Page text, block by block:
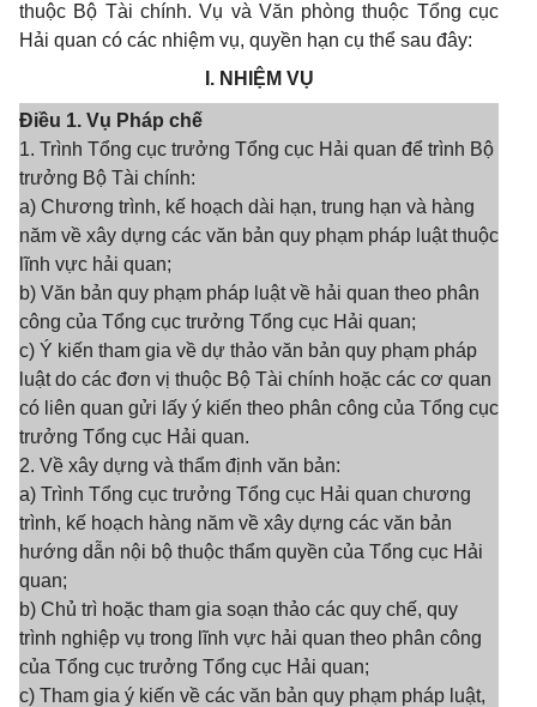
thuộc Bộ Tài chính. Vụ và Văn phòng thuộc Tổng cục
Hải quan có các nhiệm vụ, quyền hạn cụ thể sau đây:
I. NHIỆM VỤ
Điều 1. Vụ Pháp chế
1. Trình Tổng cục trưởng Tổng cục Hải quan để trình Bộ
trưởng Bộ Tài chính:
a) Chương trình, kế hoạch dài hạn, trung hạn và hàng
năm về xây dựng các văn bản quy phạm pháp luật thuộc
lĩnh vực hải quan;
b) Văn bản quy phạm pháp luật về hải quan theo phân
công của Tổng cục trưởng Tổng cục Hải quan;
c) Ý kiến tham gia về dự thảo văn bản quy phạm pháp
luật do các đơn vị thuộc Bộ Tài chính hoặc các cơ quan
có liên quan gửi lấy ý kiến theo phân công của Tổng cục
trưởng Tổng cục Hải quan.
2. Về xây dựng và thẩm định văn bản:
a) Trình Tổng cục trưởng Tổng cục Hải quan chương
trình, kế hoạch hàng năm về xây dựng các văn bản
hướng dẫn nội bộ thuộc thẩm quyền của Tổng cục Hải
quan;
b) Chủ trì hoặc tham gia soạn thảo các quy chế, quy
trình nghiệp vụ trong lĩnh vực hải quan theo phân công
của Tổng cục trưởng Tổng cục Hải quan;
c) Tham gia ý kiến về các văn bản quy phạm pháp luật,